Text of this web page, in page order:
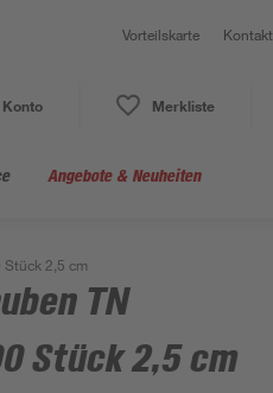
Vorteilskarte Kontakt
Merkliste
Angebote & Neuheiten
2,5 cm
TN
Stück 2,5 cm